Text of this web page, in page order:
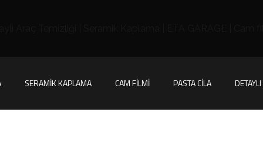
SERAMIK KAPLAMA CAM FILMI PASTA CILA